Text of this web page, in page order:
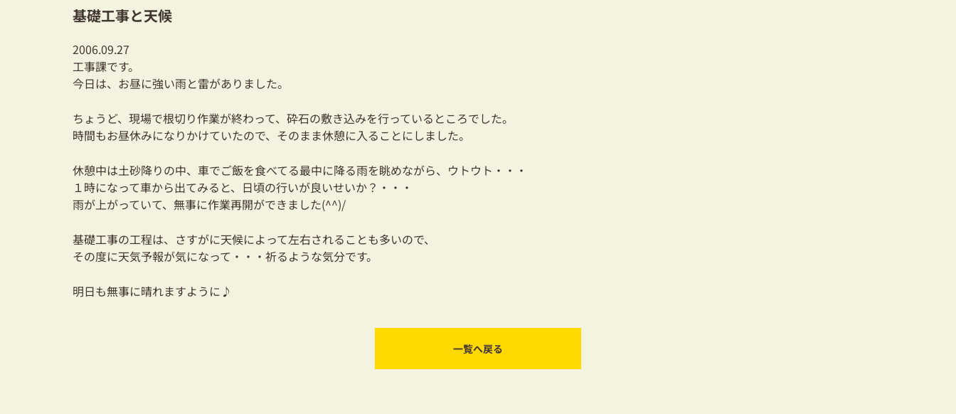
基礎工事と天候
2006.09.27
工事課です。
今日は、お昼に強い雨と雷がありました。
ちょうど、現場で根切り作業が終わって、砕石の敷き込みを行っているところでした。
時間もお昼休みになりかけていたので、そのまま休憩に入ることにしました。
休憩中は土砂降りの中、車でご飯を食べてる最中に降る雨を眺めながら、ウトウト・・・
１時になって車から出てみると、日頃の行いが良いせいか？・・・
雨が上がっていて、無事に作業再開ができました(^^)/
基礎工事の工程は、さすがに天候によって左右されることも多いので、
その度に天気予報が気になって・・・祈るような気分です。
明日も無事に晴れますように♪
一覧へ戻る